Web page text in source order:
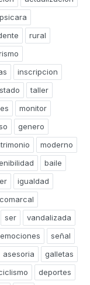
psicara
rural
inscripcion
taller
monitor
genero
moderno
baile
igualdad
comarcal
ser
vandalizada
emociones
señal
asesoria
galletas
deportes